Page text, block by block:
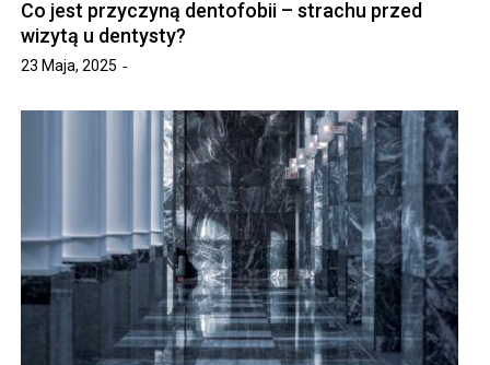
Co jest przyczyną dentofobii – strachu przed
wizytą u dentysty?
23 Maja, 2025